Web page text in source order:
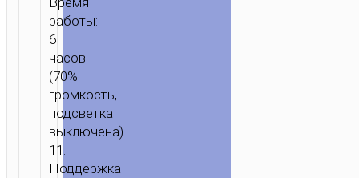
работы:
6
часов
(70%
громкость,
подсветка
выключена).
11.
Поддержка